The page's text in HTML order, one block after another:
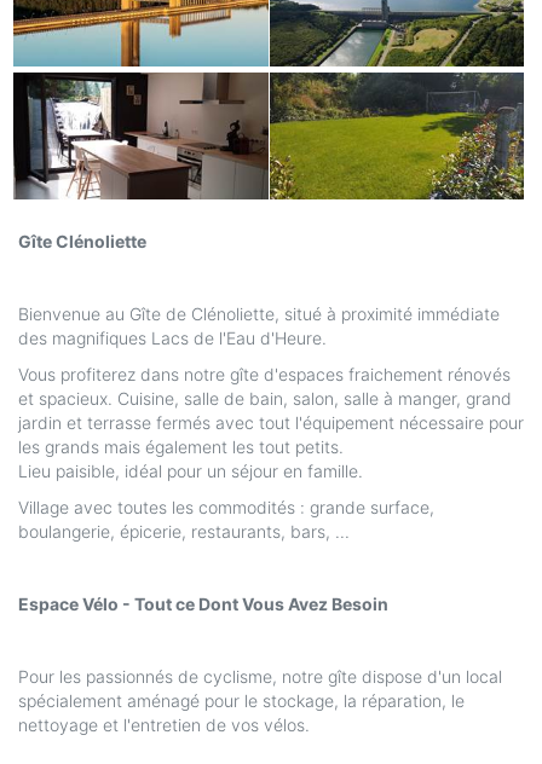
Gîte Clénoliette
Bienvenue au Gîte de Clénoliette, situé à proximité immédiate
des magnifiques Lacs de l'Eau d'Heure.
Vous profiterez dans notre gîte d'espaces fraichement rénovés
et spacieux. Cuisine, salle de bain, salon, salle à manger, grand
jardin et terrasse fermés avec tout l'équipement nécessaire pour
les grands mais également les tout petits.
Lieu paisible, idéal pour un séjour en famille.
Village avec toutes les commodités : grande surface,
boulangerie, épicerie, restaurants, bars, ...
Espace Vélo - Tout ce Dont Vous Avez Besoin
Pour les passionnés de cyclisme, notre gîte dispose d'un local
spécialement aménagé pour le stockage, la réparation, le
nettoyage et l'entretien de vos vélos.